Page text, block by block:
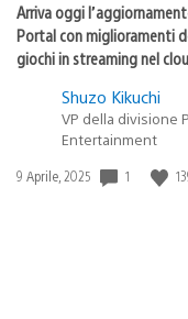
Arriva oggi
Portal con miglioramenti
giochi in streaming nel
Shuzo Kikuchi
VP della divisione
Entertainment
Data
9 Aprile, 2025 1